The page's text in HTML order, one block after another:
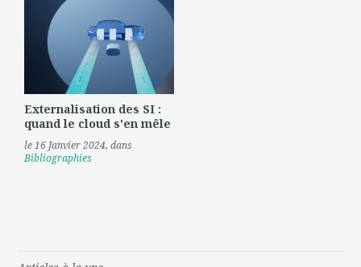
Externalisation des SI :
quand le cloud s'en mêle
le 16 Janvier 2024, dans
Bibliographies